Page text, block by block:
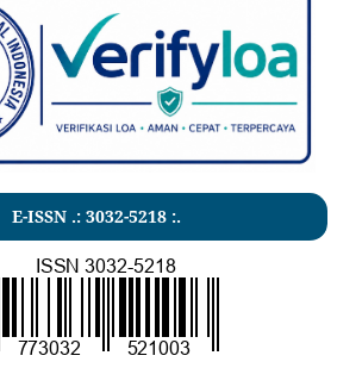
E-ISSN .: 3032-5218:.